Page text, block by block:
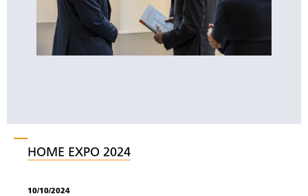
HOME EXPO 2024
10/10/2024